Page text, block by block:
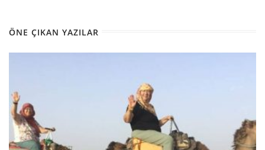
ÖNE ÇIKAN YAZILAR